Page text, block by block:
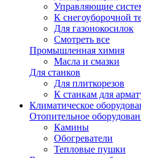
Управляющие
К снегоуборочной
Для газонокосилок
Смотреть все
Промышленная химия
Масла и смазки
Для станков
Для плиткорезов
К станкам для
Климатическое
Отопительное
Камины
Обогреватели
Тепловые пушки